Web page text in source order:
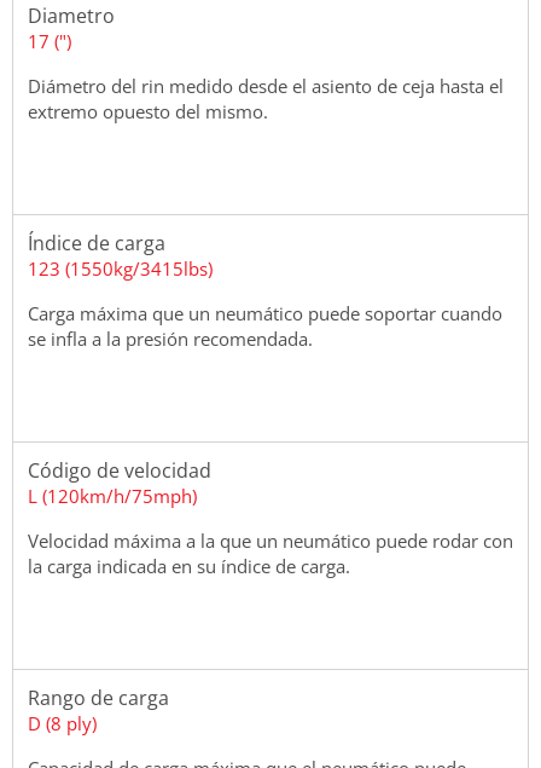
Diametro
17 (")
Diámetro del rin medido desde el asiento de ceja hasta el
extremo opuesto del mismo.
Índice de carga
123 (1550kg/3415lbs)
Carga máxima que un neumático puede soportar cuando
se infla a la presión recomendada.
Código de velocidad
L (120km/h/75mph)
Velocidad máxima a la que un neumático puede rodar con
la carga indicada en su índice de carga.
Rango de carga
D (8 ply)